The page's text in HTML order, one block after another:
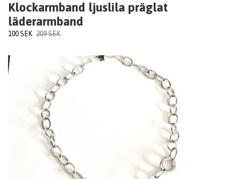
Klockarmband ljuslila präglat
läderarmband
100 SEK 209 SEK